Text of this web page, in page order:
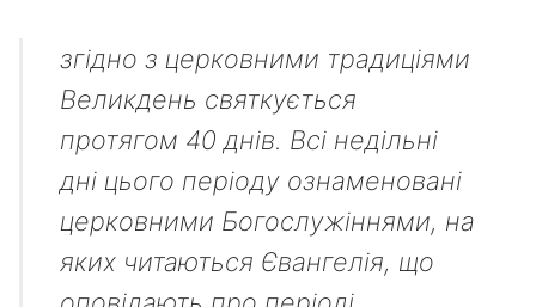
згідно з церковними традиціями
Великдень святкується
протягом 40 днів. Всі недільні
дні цього періоду ознаменовані
церковними Богослужіннями, на
яких читаються Євангелія, що